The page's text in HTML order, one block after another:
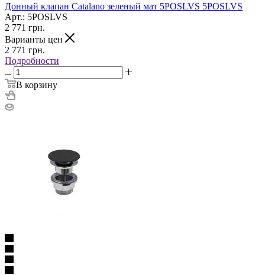
Донный клапан Catalano зеленый мат 5POSLVS 5POSLVS
Арт.: 5POSLVS
2 771 грн.
Варианты цен
2 771 грн.
Подробности
В корзину